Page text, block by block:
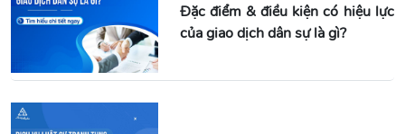
Đặc điểm & điều kiện có hiệu lực
của giao dịch dân sự là gì?